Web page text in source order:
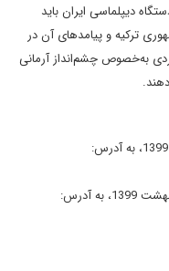
دیپلماسی ایران باید
ترکیه و پیامدهای آن‌ در
به‌خصوص چشم‌انداز آرمانی
1- خبرگزاری دانشجویان ایران- ایسنا. 20 آذر 1399، به آدرس:
2- خبرگزاری دانشجویان ایران- ایسنا. 10 اردیبهشت 1399، به آدرس: